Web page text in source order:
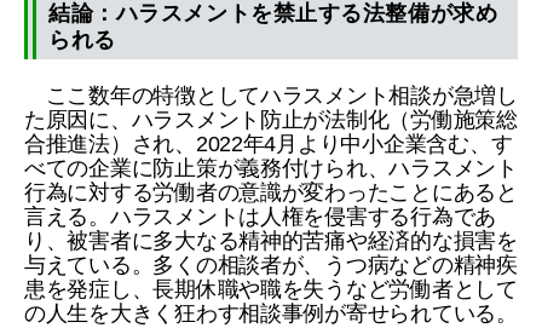
結論：ハラスメントを禁止する法整備が求め
られる
ここ数年の特徴としてハラスメント相談が急増し
た原因に、ハラスメント防止が法制化（労働施策総
合推進法）され、2022年4月より中小企業含む、す
べての企業に防止策が義務付けられ、ハラスメント
行為に対する労働者の意識が変わったことにあると
言える。ハラスメントは人権を侵害する行為であ
り、被害者に多大なる精神的苦痛や経済的な損害を
与えている。多くの相談者が、うつ病などの精神疾
患を発症し、長期休職や職を失うなど労働者として
の人生を大きく狂わす相談事例が寄せられている。